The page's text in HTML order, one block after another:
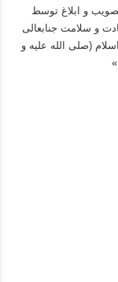
و ابلاغ توسط
نموده، سعادت و سلامت جنابعالی
(صلی‌ الله علیه و